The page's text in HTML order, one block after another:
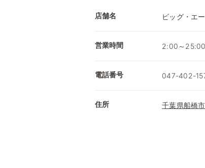
店舗名 ビッグ・エ
営業時間 2:00～25:00
電話番号 047-402-
住所 千葉県船橋